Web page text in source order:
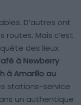
D’autres ont
routes. Mais c’est
des lieux
à Newberry
à Amarillo au
stations-service
un authentique